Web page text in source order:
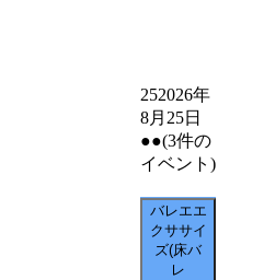
252026年
8月25日
●●(3件の
イベント)
バレエエ
クササイ
ズ(床バ
レ